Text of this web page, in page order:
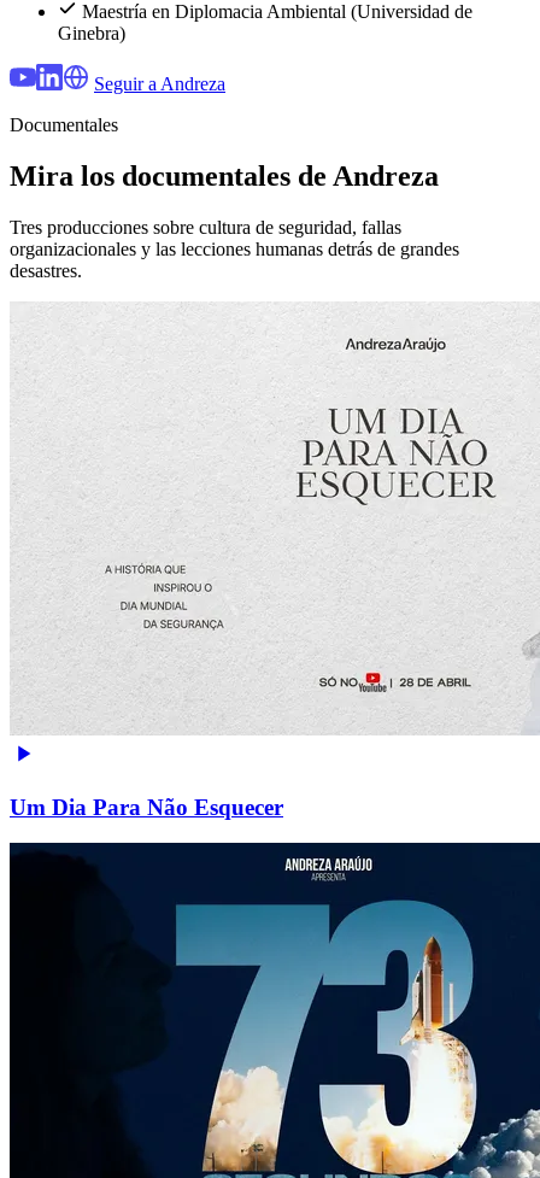
Maestría en Diplomacia Ambiental (Universidad de
Ginebra)
Seguir a Andreza
Documentales
Mira los documentales de Andreza
Tres producciones sobre cultura de seguridad, fallas
organizacionales y las lecciones humanas detrás de grandes
desastres.
Um Dia Para Não Esquecer